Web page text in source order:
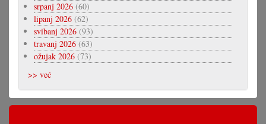
srpanj 2026 (60)
lipanj 2026 (62)
svibanj 2026 (93)
travanj 2026 (63)
ožujak 2026 (73)
>> već